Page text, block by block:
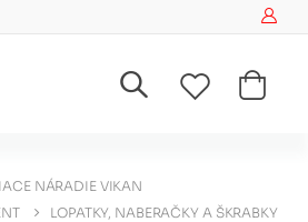
NÁRADIE VIKAN
LOPATKY, NABERAČKY A ŠKRABKY